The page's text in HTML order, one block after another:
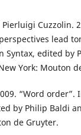
Cuzzolin.
lead
Syntax, edited by
York: Mouton
“Word
by Philip Baldi
de Gruyter.